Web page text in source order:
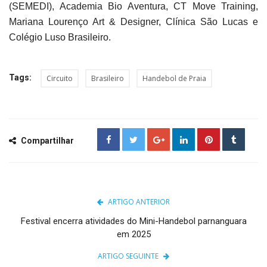
(SEMEDI), Academia Bio Aventura, CT Move Training,
Mariana Lourenço Art & Designer, Clínica São Lucas e
Colégio Luso Brasileiro.
Tags: Circuito Brasileiro Handebol de Praia
Compartilhar
ARTIGO ANTERIOR
Festival encerra atividades do Mini-Handebol parnanguara
em 2025
ARTIGO SEGUINTE